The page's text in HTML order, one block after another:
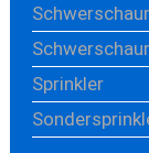
Sprinkler